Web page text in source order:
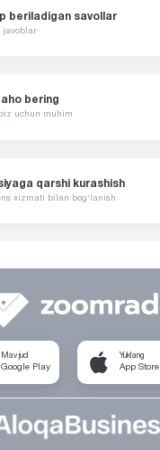
beriladigan savollar
javoblar
bering
uchun muhim
qarshi kurashish
xizmati bilan bog‘lanish
Mavjud
Google Play
Yuklang
App Store